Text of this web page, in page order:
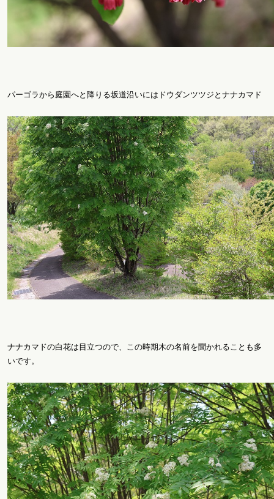
パーゴラから庭園へと降りる坂道沿いにはドウダンツツジとナナカマド
ナナカマドの白花は目立つので、この時期木の名前を聞かれることも多
いです。